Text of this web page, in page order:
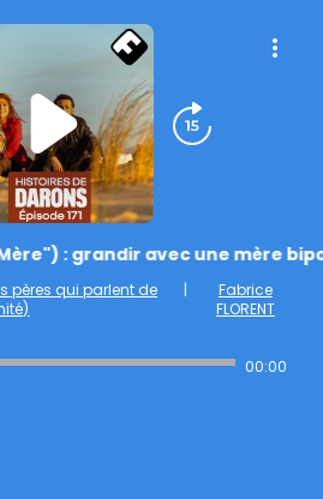
: grandir avec une mère
pères qui parlent de
|
Fabrice
FLORENT
00:00